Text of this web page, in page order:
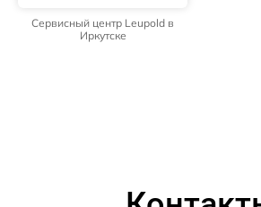
Сервисный центр Leupold в
Иркутске